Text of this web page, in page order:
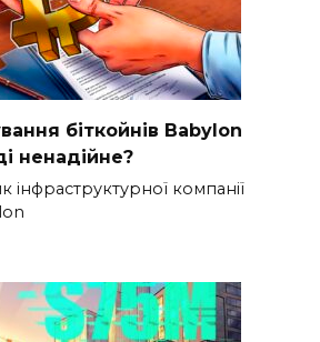
біткойнів Babylon
ненадійне?
інфраструктурної компанії